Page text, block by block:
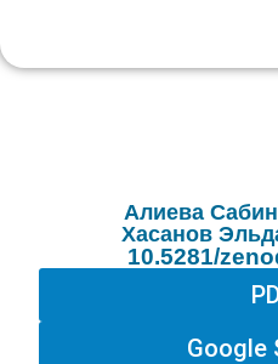
Алиева
Хасанов
10.5281/
Google